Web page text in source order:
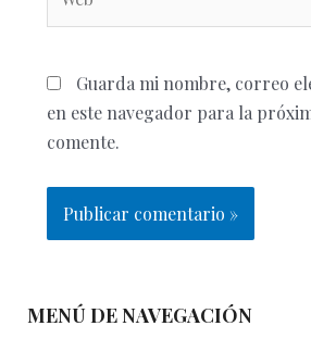
Guarda mi nombre, correo
en este navegador para la
comente.
MENÚ DE NAVEGACIÓN